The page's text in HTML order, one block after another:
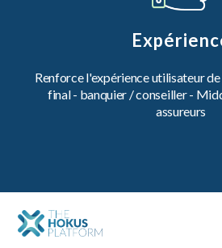
Renforce l'expérience utilisateur
final - banquier / conseiller -
assureurs